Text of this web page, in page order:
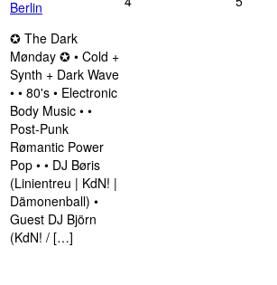
Berlin
✪ The Dark
Mønday ✪ • Cold +
Synth + Dark Wave
• • 80's • Electronic
Body Music • •
Post-Punk
Rømantic Power
Pop • • DJ Børis
(Linientreu | KdN! |
Dämonenball) •
Guest DJ Björn
(KdN! / […]